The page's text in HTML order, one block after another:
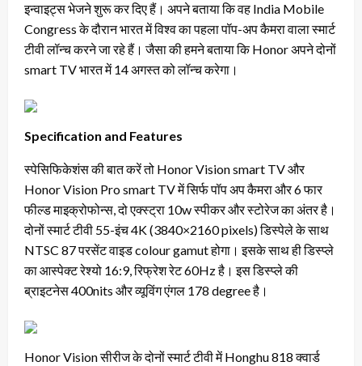
इन्वाइट्स भेजने शुरू कर दिए हैं। अपने बताया कि वह India Mobile
Congress के दौरान भारत में विश्व का पहला पॉप-अप कैमरा वाला स्मार्ट
टीवी लॉन्च करने जा रहे हैं। जैसा की हमने बताया कि Honor अपने दोनों
smart TV भारत में 14 अगस्त को लॉन्च करेगा।
Specification and Features
स्पेसिफिकेशंस की बात करें तो Honor Vision smart TV और
Honor Vision Pro smart TV में सिर्फ पॉप अप कैमरा और 6 फार
फील्ड माइक्रोफोन्स, दो एक्स्ट्रा 10w स्पीकर और स्टोरेज का अंतर है।
दोनों स्मार्ट टीवी 55-इंच 4K (3840×2160 pixels) डिस्पेले के साथ
NTSC 87 परसेंट वाइड colour gamut होगा। इसके साथ ही डिस्प्ले
का आस्पेक्ट रेश्यो 16:9, रिफ्रेश रेट 60Hz है। इस डिस्प्ले की
ब्राइटनेस 400nits और व्यूविंग एंगल 178 degree है।
Honor Vision सीरीज के दोनों स्मार्ट टीवी में Honghu 818 क्वार्ड